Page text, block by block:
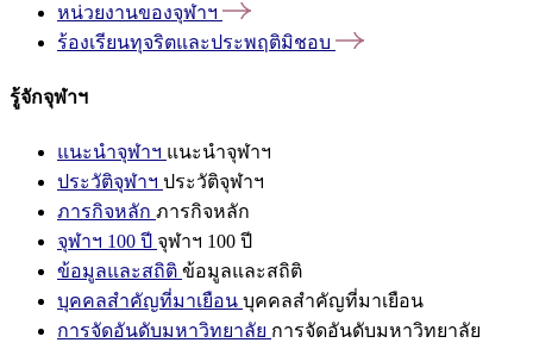
หน่วยงานของจุฬาฯ
ร้องเรียนทุจริตและประพฤติมิชอบ
รู้จักจุฬาฯ
แนะนำจุฬาฯ แนะนำจุฬาฯ
ประวัติจุฬาฯ ประวัติจุฬาฯ
ภารกิจหลัก ภารกิจหลัก
จุฬาฯ 100 ปี จุฬาฯ 100 ปี
ข้อมูลและสถิติ ข้อมูลและสถิติ
บุคคลสำคัญที่มาเยือน บุคคลสำคัญที่มาเยือน
การจัดอันดับมหาวิทยาลัย การจัดอันดับมหาวิทยาลัย